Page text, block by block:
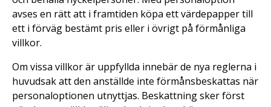
avses en rätt att i framtiden köpa ett värdepapper till
ett i förväg bestämt pris eller i övrigt på förmånliga
villkor.
Om vissa villkor är uppfyllda innebär de nya reglerna i
huvudsak att den anställde inte förmånsbeskattas när
personaloptionen utnyttjas. Beskattning sker först